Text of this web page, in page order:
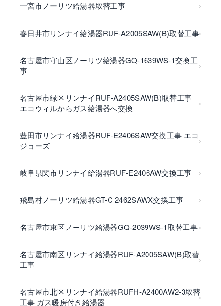
一宮市ノーリツ給湯器取替工事
春日井市リンナイ給湯器RUF-A2005SAW(B)取替工事
名古屋市守山区ノーリツ給湯器GQ-1639WS-1交換工
事
名古屋市緑区リンナイRUF-A2405SAW(B)取替工事
エコウィルからガス給湯器へ交換
豊田市リンナイ給湯器RUF-E2406SAW交換工事 エコ
ジョーズ
岐阜県関市リンナイ給湯器RUF-E2406AW交換工事
飛島村ノーリツ給湯器GT-C 2462SAWX交換工事
名古屋市東区ノーリツ給湯器GQ-2039WS-1取替工事
名古屋市南区リンナイ給湯器RUF-A2005SAW(B)取替
工事
名古屋市北区リンナイ給湯器RUFH-A2400AW2-3取替
工事 ガス暖房付き給湯器